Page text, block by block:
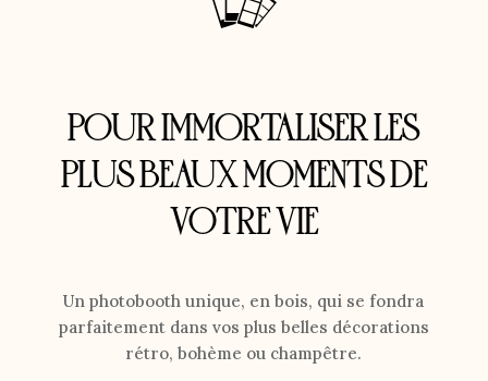
POUR IMMORTALISER LES
PLUS BEAUX MOMENTS DE
VOTRE VIE
Un photobooth unique, en bois, qui se fondra
parfaitement dans vos plus belles décorations
rétro, bohème ou champêtre.